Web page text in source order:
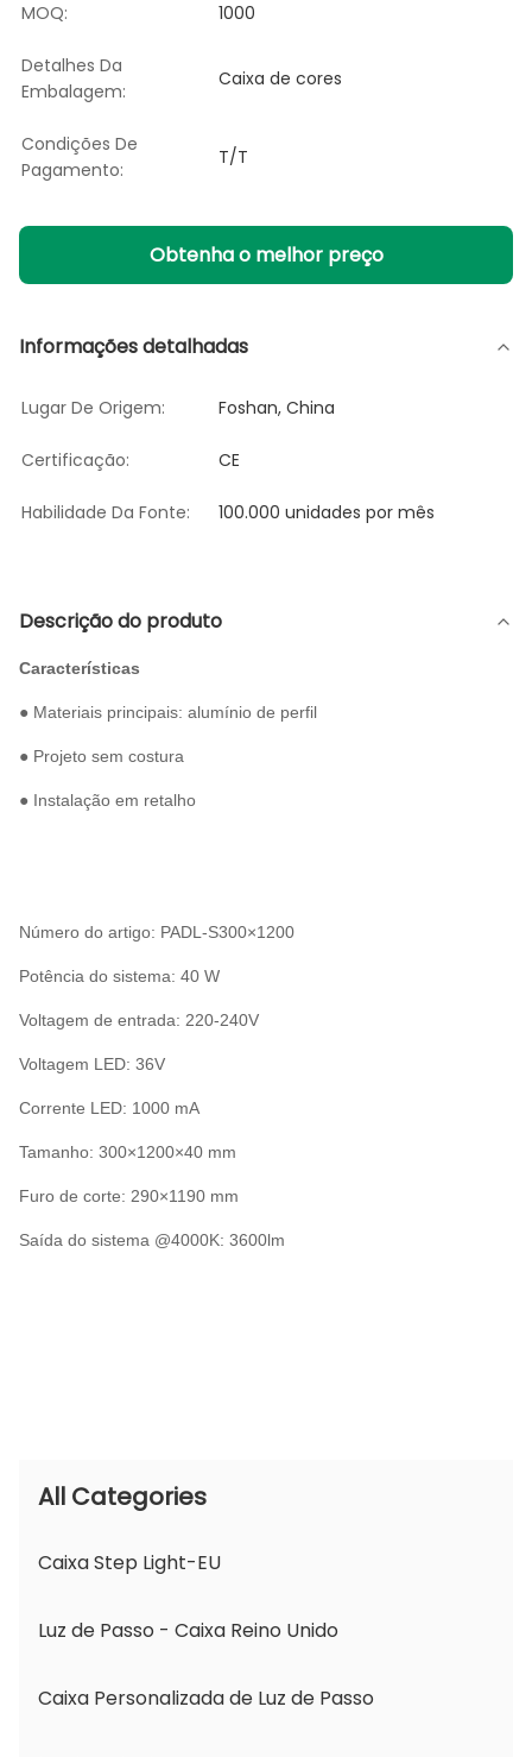
MOQ: 1000
Detalhes Da
Embalagem:
Caixa de cores
Condições De
Pagamento:
T/T
Obtenha o melhor preço
Informações detalhadas
Lugar De Origem: Foshan, China
Certificação: CE
Habilidade Da Fonte: 100.000 unidades por mês
Descrição do produto
Características
● Materiais principais: alumínio de perfil
● Projeto sem costura
● Instalação em retalho
Número do artigo: PADL-S300×1200
Potência do sistema: 40 W
Voltagem de entrada: 220-240V
Voltagem LED: 36V
Corrente LED: 1000 mA
Tamanho: 300×1200×40 mm
Furo de corte: 290×1190 mm
Saída do sistema @4000K: 3600lm
All Categories
Caixa Step Light-EU
Luz de Passo - Caixa Reino Unido
Caixa Personalizada de Luz de Passo